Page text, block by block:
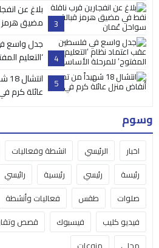
3
بلاغ عن
مضيق هرمز
4
جدل واسع
‘التعليم
5
عائلة كرم
وسوم
اخبار الرئيسي انشطة وفعاليات
رئيسة
رئيسي رئيسية رائيسي
صلوات
طقس فعاليات وأنشطة
فيديو كليب
فيسبوك قصص